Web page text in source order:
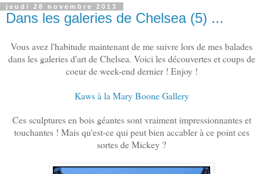
jeudi 28 novembre 2013
Dans les galeries de Chelsea (5) ...
Vous avez l'habitude maintenant de me suivre lors de mes balades
dans les galeries d'art de Chelsea. Voici les découvertes et coups de
coeur de week-end dernier ! Enjoy !
Kaws à la Mary Boone Gallery
Ces sculptures en bois géantes sont vraiment impressionnantes et
touchantes ! Mais qu'est-ce qui peut bien accabler à ce point ces
sortes de Mickey ?